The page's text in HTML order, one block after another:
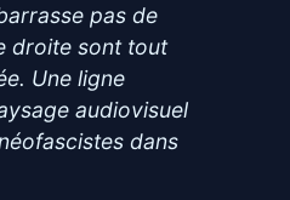
pas de
droite sont tout
Une ligne
audiovisuel
dans